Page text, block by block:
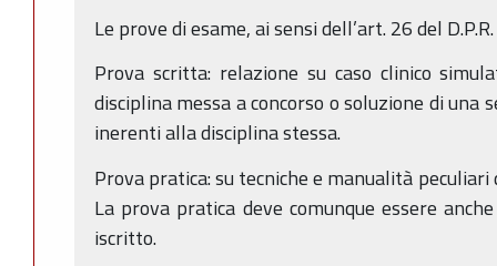
Le prove di esame, ai sensi dell’art. 26 del
Prova scritta: relazione su caso clinico
disciplina messa a concorso o soluzione di
inerenti alla disciplina stessa.
Prova pratica: su tecniche e manualità peculiari
La prova pratica deve comunque essere
iscritto.